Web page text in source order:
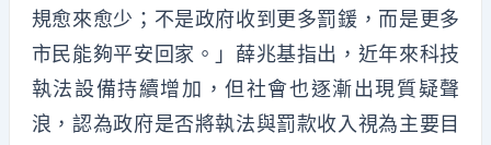
規愈來愈少；不是政府收到更多罰鍰，而是更多
市民能夠平安回家。」薛兆基指出，近年來科技
執法設備持續增加，但社會也逐漸出現質疑聲
浪，認為政府是否將執法與罰款收入視為主要目